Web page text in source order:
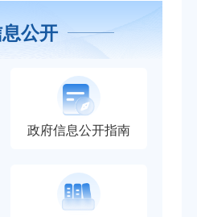
福利保障工作的实施方案
工作的实施方案》政策解读
重点实事项目出炉！
公开
政府信息公开指南